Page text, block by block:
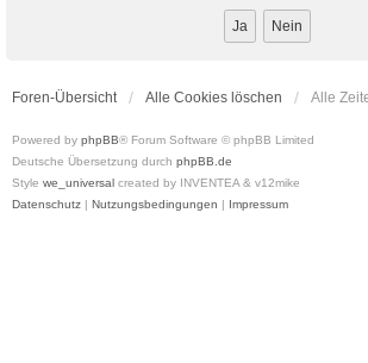
Foren-Übersicht Alle Cookies löschen Alle
Powered by phpBB® Forum Software © phpBB Limited
Deutsche Übersetzung durch phpBB.de
Style we_universal created by INVENTEA & v12mike
Datenschutz | Nutzungsbedingungen | Impressum